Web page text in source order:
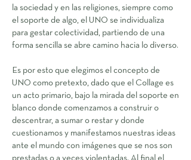
la sociedad y en las religiones, siempre como
el soporte de algo, el UNO se individualiza
para gestar colectividad, partiendo de una
forma sencilla se abre camino hacia lo diverso.
Es por esto que elegimos el concepto de
UNO como pretexto, dado que el Collage es
un acto primario, bajo la mirada del soporte en
blanco donde comenzamos a construir o
descentrar, a sumar o restar y donde
cuestionamos y manifestamos nuestras ideas
ante el mundo con imágenes que se nos son
prestadas o a veces violentadas. Al final el